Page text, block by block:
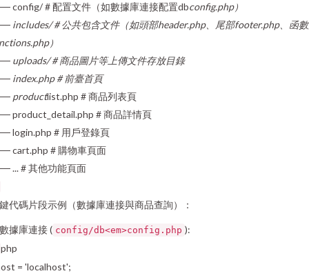
config/ # 配置文件（如數據庫連接配置dbconfig.php）
includes/ # 公共包含文件（如頭部header.php、尾部footer.php、函
）
uploads/ # 商品圖片等上傳文件存放目錄
index.php # 前臺首頁
productlist.php # 商品列表頁
product_detail.php # 商品詳情頁
login.php # 用戶登錄頁
cart.php # 購物車頁面
... # 其他功能頁面
代碼片段示例（數據庫連接與商品查詢）：
據庫連接 ( config/db<em>config.php ):
php
= 'localhost';